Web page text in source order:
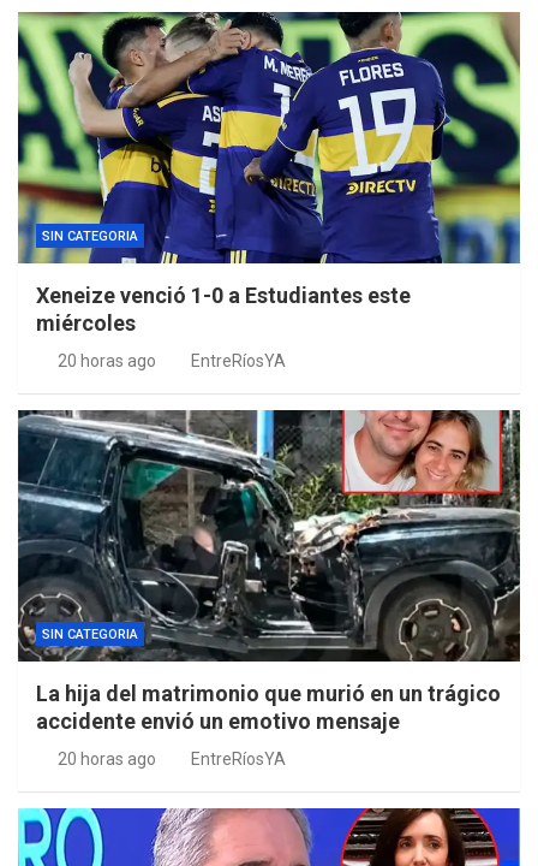
SIN CATEGORIA
Xeneize venció 1-0 a Estudiantes este
miércoles
20 horas ago EntreRíosYA
SIN CATEGORIA
La hija del matrimonio que murió en un trágico
accidente envió un emotivo mensaje
20 horas ago EntreRíosYA